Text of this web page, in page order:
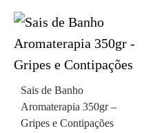
Sais de Banho
Aromaterapia 350gr –
Gripes e Contipações